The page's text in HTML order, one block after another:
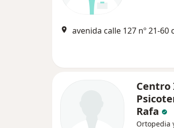
Rafa
Ortopedia